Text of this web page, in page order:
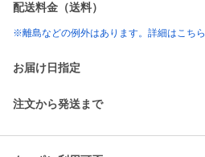
配送料金（送料）
※離島などの例外はあります。詳細はこちら
お届け日指定
注文から発送まで